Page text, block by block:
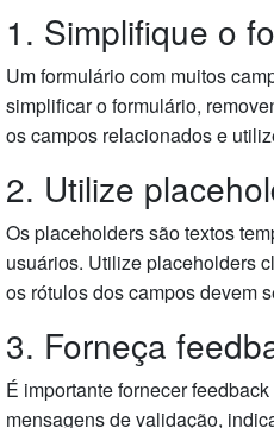
1. Simplifique o
Um formulário com muitos
simplificar o formulário,
os campos relacionados e
2. Utilize
Os placeholders são textos
usuários. Utilize placeholders
os rótulos dos campos devem
3. Forneça
É importante fornecer
mensagens de validação,